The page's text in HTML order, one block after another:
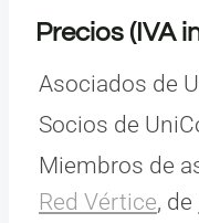
Precios (IVA
Asociados de
Socios de
Miembros de
Red Vértice, de